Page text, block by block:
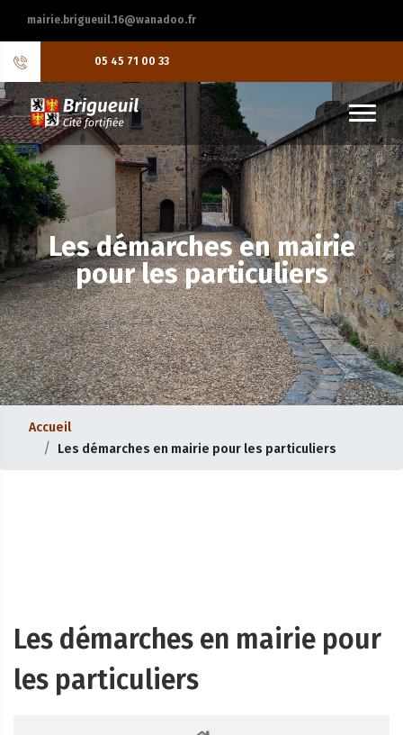
mairie.brigueuil.16@wanadoo.fr
05 45 71 00 33
Les démarches en mairie
pour les particuliers
Accueil
Les démarches en mairie pour les particuliers
Les démarches en mairie pour
les particuliers